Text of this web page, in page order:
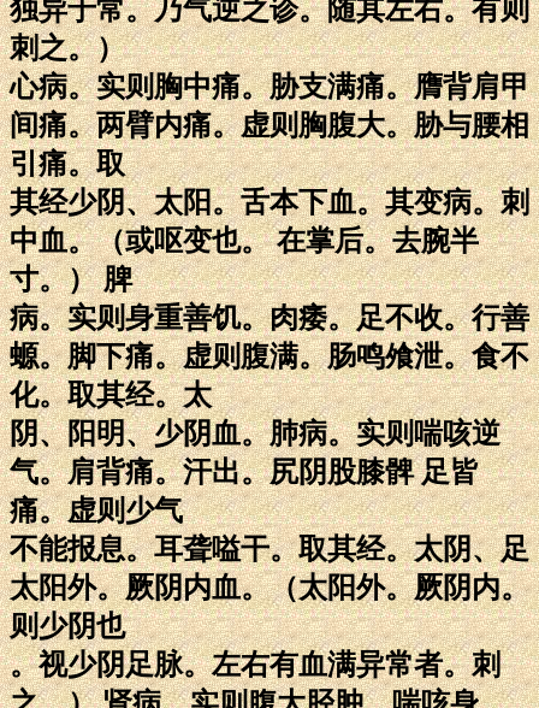
独异于常。乃气逆之诊。随其左右。有则
刺之。）
心病。实则胸中痛。胁支满痛。膺背肩甲
间痛。两臂内痛。虚则胸腹大。胁与腰相
引痛。取
其经少阴、太阳。舌本下血。其变病。刺
中血。（或呕变也。 在掌后。去腕半
寸。） 脾
病。实则身重善饥。肉痿。足不收。行善
螈。脚下痛。虚则腹满。肠鸣飧泄。食不
化。取其经。太
阴、阳明、少阴血。肺病。实则喘咳逆
气。肩背痛。汗出。尻阴股膝髀 足皆
痛。虚则少气
不能报息。耳聋嗌干。取其经。太阴、足
太阳外。厥阴内血。（太阳外。厥阴内。
则少阴也
。视少阴足脉。左右有血满异常者。刺